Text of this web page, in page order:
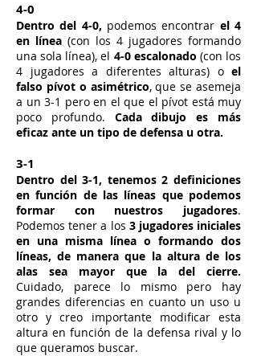
4-0
Dentro del 4-0, podemos encontrar el 4
en línea (con los 4 jugadores formando
una sola línea), el 4-0 escalonado (con los
4 jugadores a diferentes alturas) o el
falso pívot o asimétrico, que se asemeja
a un 3-1 pero en el que el pívot está muy
poco profundo. Cada dibujo es más
eficaz ante un tipo de defensa u otra.
3-1
Dentro del 3-1, tenemos 2 definiciones
en función de las líneas que podemos
formar con nuestros jugadores.
Podemos tener a los 3 jugadores iniciales
en una misma línea o formando dos
líneas, de manera que la altura de los
alas sea mayor que la del cierre.
Cuidado, parece lo mismo pero hay
grandes diferencias en cuanto un uso u
otro y creo importante modificar esta
altura en función de la defensa rival y lo
que queramos buscar.